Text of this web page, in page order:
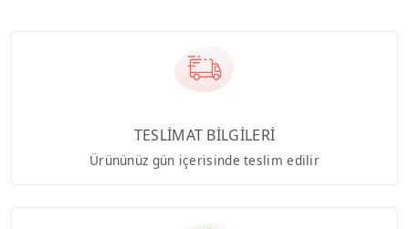
TESLİMAT BİLGİLERİ
Ürününüz gün içerisinde teslim edilir